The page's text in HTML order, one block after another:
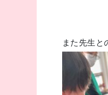
また先生と